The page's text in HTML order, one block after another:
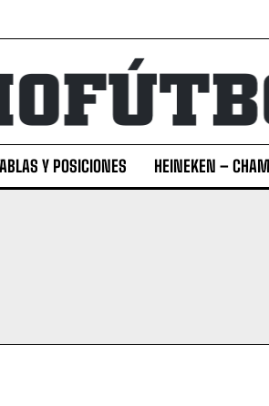
Y POSICIONES HEINEKEN –